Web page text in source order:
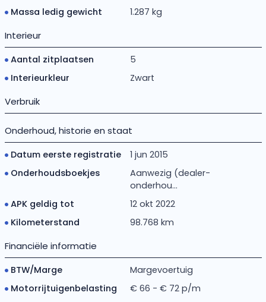
Massa ledig gewicht
1.287 kg
Interieur
Aantal zitplaatsen
5
Interieurkleur
Zwart
Verbruik
Onderhoud, historie en staat
Datum eerste registratie
1 jun 2015
Onderhoudsboekjes
Aanwezig (dealer-
onderhou...
APK geldig tot
12 okt 2022
Kilometerstand
98.768 km
Financiële informatie
BTW/Marge
Margevoertuig
Motorrijtuigenbelasting
€ 66 - € 72 p/m